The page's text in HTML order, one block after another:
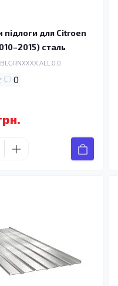
для Citroen
сталь
0